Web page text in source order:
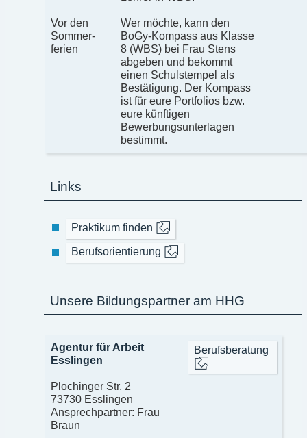
Vor den
Sommer-
ferien
Wer möchte, kann den
BoGy-Kompass aus Klasse
8 (WBS) bei Frau Stens
abgeben und bekommt
einen Schulstempel als
Bestätigung. Der Kompass
ist für eure Portfolios bzw.
eure künftigen
Bewerbungsunterlagen
bestimmt.
Links
Praktikum finden
Berufsorientierung
Unsere Bildungspartner am HHG
Agentur für Arbeit
Esslingen
Plochinger Str. 2
73730 Esslingen
Ansprechpartner: Frau
Braun
Berufsberatung